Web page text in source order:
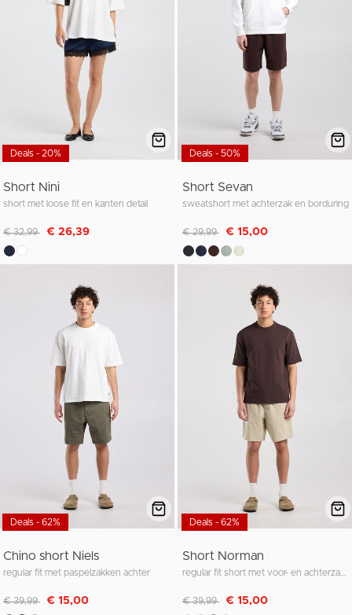
Deals - 20%
Short Nini
short met loose fit en kanten detail
Afgeprijsd van
€ 32,99 naar
€ 26,39
Deals - 50%
Short Sevan
sweatshort met achterzak en borduring
Afgeprijsd van
€ 29,99 naar
€ 15,00
Deals - 62%
Chino short Niels
regular fit met paspelzakken achter
Afgeprijsd van
€ 39,99 naar
€ 15,00
Deals - 62%
Short Norman
Afgeprijsd van
€ 39,99 naar
€ 15,00